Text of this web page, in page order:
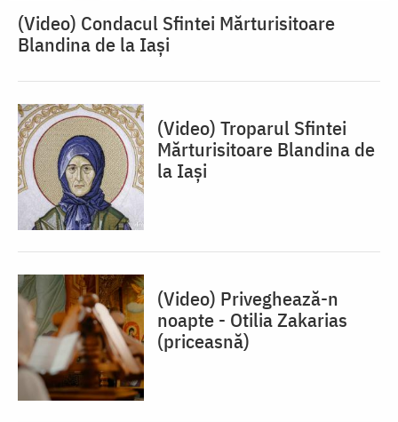
(Video) Condacul Sfintei Mărturisitoare
Blandina de la Iași
(Video) Troparul Sfintei
Mărturisitoare Blandina de
la Iași
(Video) Priveghează-n
noapte - Otilia Zakarias
(priceasnă)